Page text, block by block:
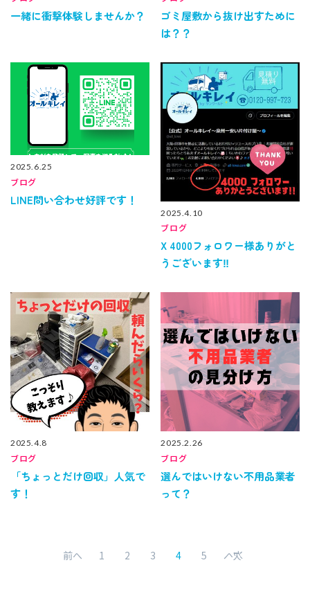
一緒に衝撃体験しませんか？
ゴミ屋敷から抜け出すために
は？？
2025.6.25
ブログ
LINE問い合わせ好評です！
2025.4.10
ブログ
X 4000フォロワー様ありがと
うございます‼️
2025.4.8
ブログ
「ちょっとだけ回収」人気で
す！
2025.2.26
ブログ
選んではいけない不用品業者
って？
前へ 1 2 3 4 5 次へ